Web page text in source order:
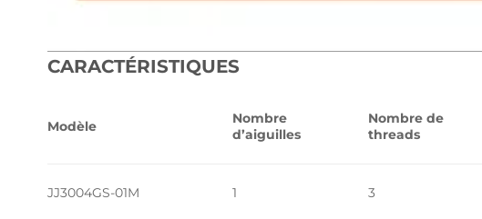
CARACTÉRISTIQUES
Modèle
Nombre
d’aiguilles
Nombre de
threads
JJ3004GS-01M 1 3